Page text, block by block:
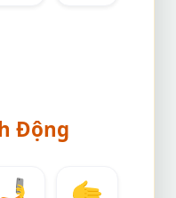
Động
🤳
🫱